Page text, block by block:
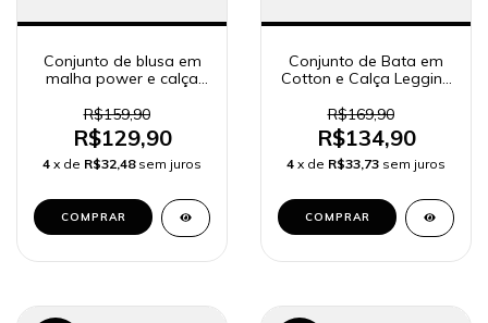
Conjunto de blusa em
malha power e calça
90280
R$159,90
R$129,90
4 x de R$32,48 sem juros
COMPRAR
Conjunto de Bata em
Cotton e Calça Legging
Kukiê Bebê Menina
R$169,90
R$134,90
4 x de R$33,73 sem juros
COMPRAR